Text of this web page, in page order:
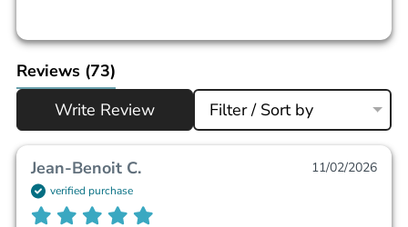
Reviews (73)
Write Review
Filter / Sort by
Jean-Benoit C. 11/02/2026
verified purchase